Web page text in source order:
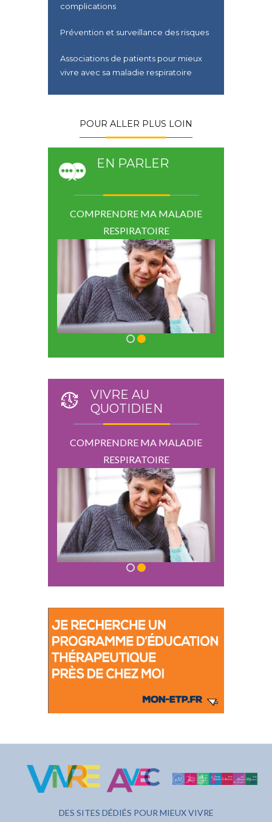
complications
Prévention et surveillance des risques
Associations de patients pour mieux
vivre avec sa maladie respiratoire
POUR ALLER PLUS LOIN
EN PARLER
COMPRENDRE MA MALADIE
RESPIRATOIRE
VIVRE AU
QUOTIDIEN
COMPRENDRE MA MALADIE
RESPIRATOIRE
DES SITES DÉDIÉS POUR MIEUX VIVRE